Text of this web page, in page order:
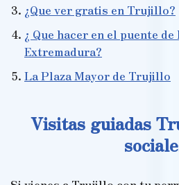
¿Que ver gratis en Trujillo?
¿ Que hacer en el puente
Extremadura?
La Plaza Mayor de Trujillo
Visitas guiadas